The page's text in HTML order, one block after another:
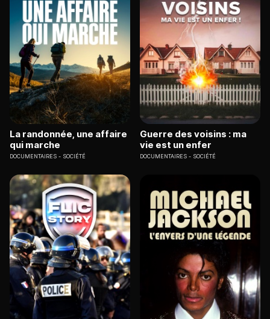
La randonnée, une affaire
qui marche
DOCUMENTAIRES SOCIÉTÉ
Guerre des voisins : ma
vie est un enfer
DOCUMENTAIRES SOCIÉTÉ